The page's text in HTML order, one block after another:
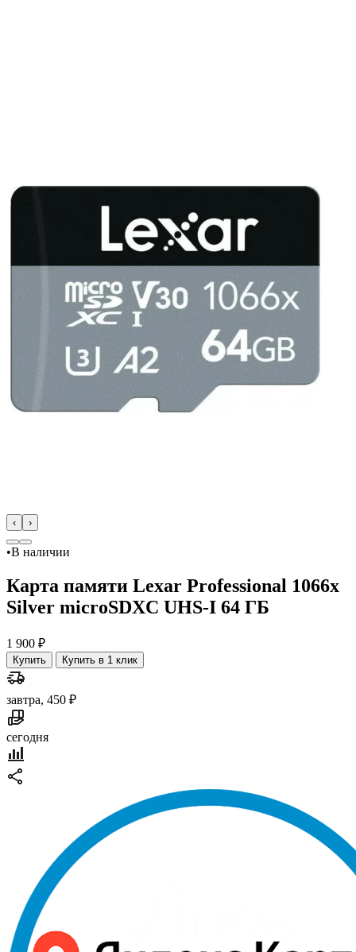
‹ ›
•В наличии
Карта памяти Lexar Professional 1066x
Silver microSDXC UHS-I 64 ГБ
1 900 ₽
Купить Купить в 1 клик
завтра, 450 ₽
сегодня